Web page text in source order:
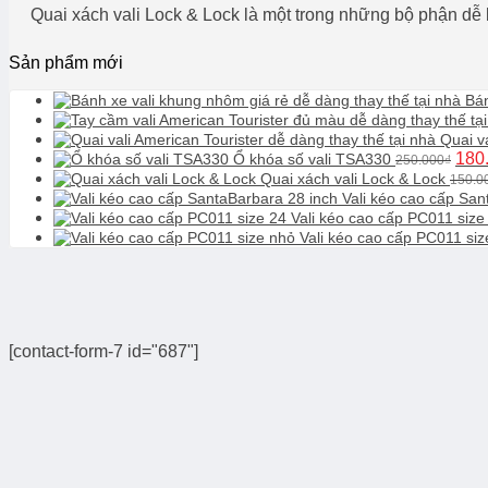
Quai xách vali Lock & Lock là một trong những bộ phận dễ
Sản phẩm mới
Quai
Ổ khóa số vali TSA330 250.000₫ Giá
gốc
là:
Quai xách vali Lock & Lock
Vali kéo cao cấp
Vali kéo cao cấp PC011
Vali kéo cao cấp PC011
[contact-form-7 id="687"]